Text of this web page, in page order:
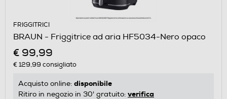
FRIGGITRICI
BRAUN - Friggitrice ad aria HF5034-Nero opaco
€ 99,99
€ 129,99 consigliato
Acquisto online: disponibile
Ritiro in negozio in 30' gratuito: verifica